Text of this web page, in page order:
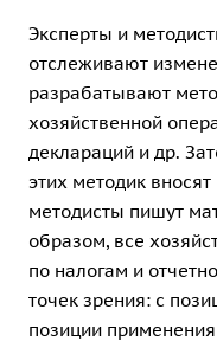
Эксперты и
отслеживают
разрабатывают
хозяйственной
деклараций и др.
этих методик
методисты пишут
образом, все
по налогам и
точек зрения: с
позиции